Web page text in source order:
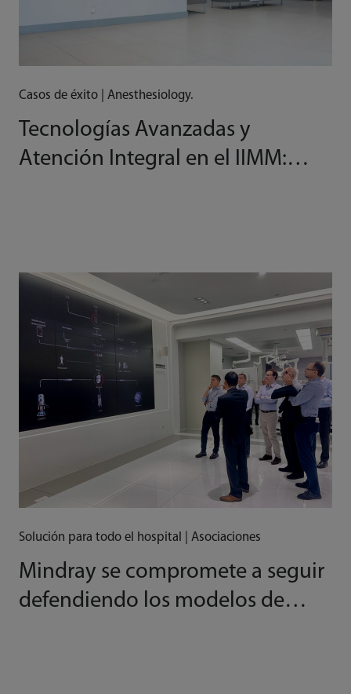
Casos de éxito | Anesthesiology.
Tecnologías Avanzadas y
Atención Integral en el IIMM:
Solución para todo el hospital | Asociaciones
Mindray se compromete a seguir
defendiendo los modelos de